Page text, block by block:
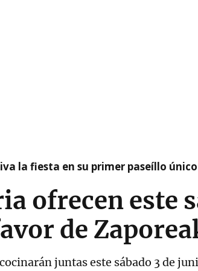
la fiesta en su primer paseíllo único
ofrecen este
de
juntas este sábado 3 de